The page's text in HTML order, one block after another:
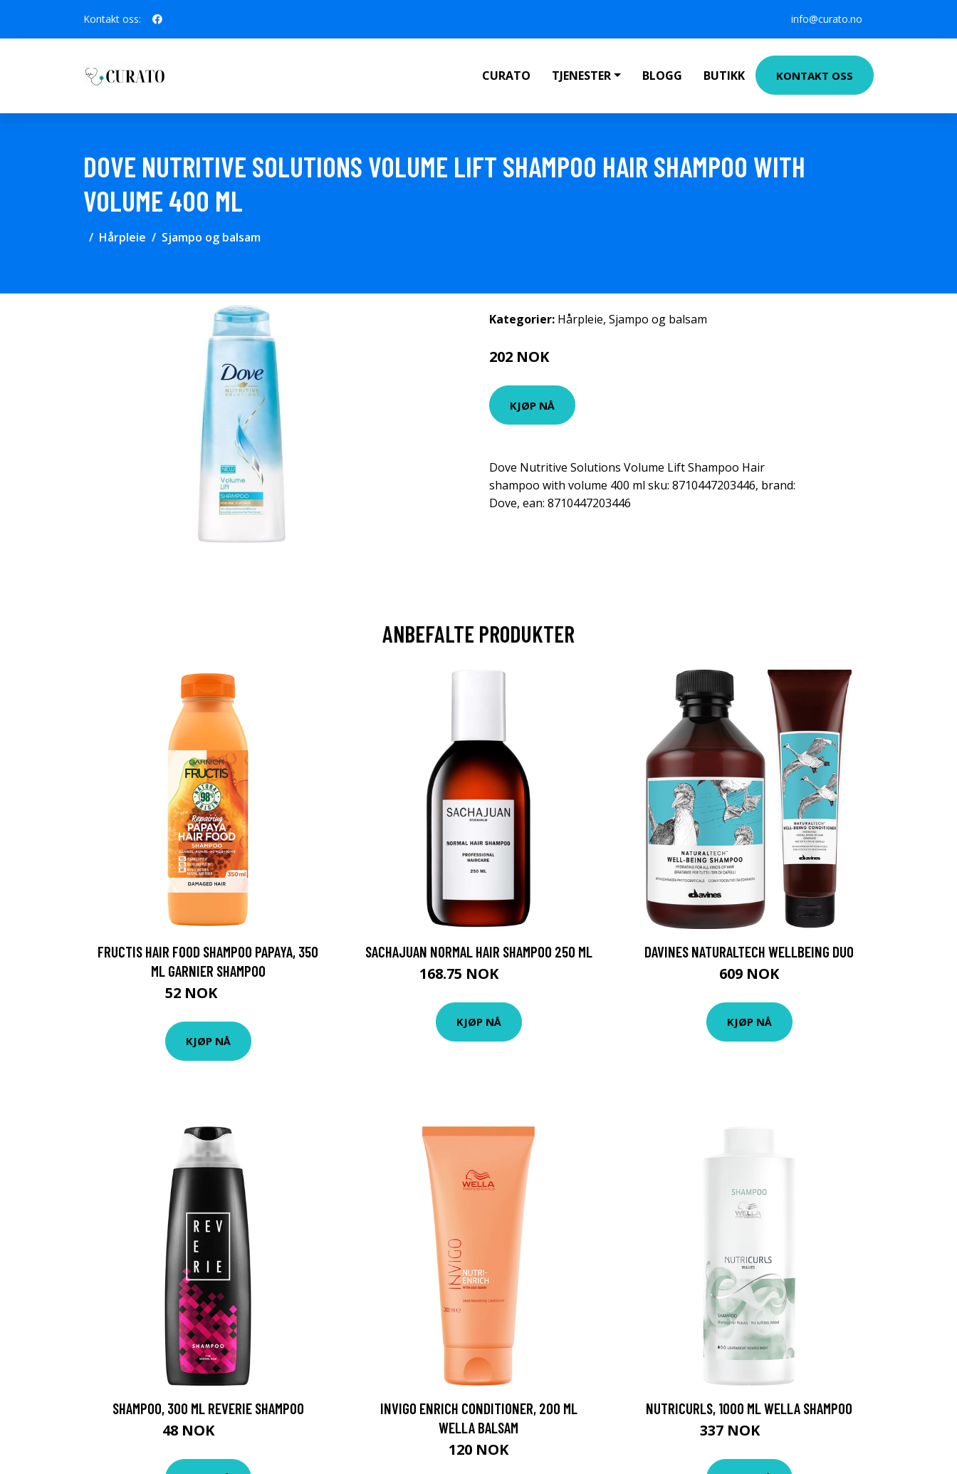
Kontakt oss: info@curato.no
CURATO TJENESTER BLOGG BUTIKK KONTAKT OSS
DOVE NUTRITIVE SOLUTIONS VOLUME LIFT SHAMPOO HAIR SHAMPOO WITH
VOLUME 400 ML
Hårpleie Sjampo og balsam
Kategorier: Hårpleie, Sjampo og balsam
202 NOK
KJØP NÅ
Dove Nutritive Solutions Volume Lift Shampoo Hair
shampoo with volume 400 ml sku: 8710447203446, brand:
Dove, ean: 8710447203446
ANBEFALTE PRODUKTER
FRUCTIS HAIR FOOD SHAMPOO PAPAYA, 350
ML GARNIER SHAMPOO
52 NOK
KJØP NÅ
SACHAJUAN NORMAL HAIR SHAMPOO 250 ML
168.75 NOK
KJØP NÅ
DAVINES NATURALTECH WELLBEING DUO
609 NOK
KJØP NÅ
SHAMPOO, 300 ML REVERIE SHAMPOO
48 NOK
INVIGO ENRICH CONDITIONER, 200 ML
WELLA BALSAM
120 NOK
NUTRICURLS, 1000 ML WELLA SHAMPOO
337 NOK